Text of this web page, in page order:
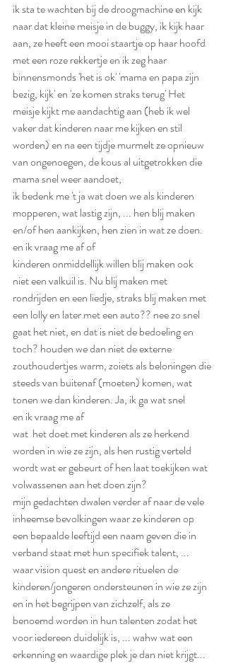
ik sta te wachten bij de droogmachine en kijk
naar dat kleine meisje in de buggy, ik kijk haar
aan, ze heeft een mooi staartje op haar hoofd
met een roze rekkertje en ik zeg haar
binnensmonds 'het is ok' 'mama en papa zijn
bezig, kijk' en 'ze komen straks terug' Het
meisje kijkt me aandachtig aan (heb ik wel
vaker dat kinderen naar me kijken en stil
worden) en na een tijdje murmelt ze opnieuw
van ongenoegen, de kous al uitgetrokken die
mama snel weer aandoet,
ik bedenk me 't ja wat doen we als kinderen
mopperen, wat lastig zijn, ... hen blij maken
en/of hen aankijken, hen zien in wat ze doen.
en ik vraag me af of
kinderen onmiddellijk willen blij maken ook
niet een valkuil is. Nu blij maken met
rondrijden en een liedje, straks blij maken met
een lolly en later met een auto?? nee zo snel
gaat het niet, en dat is niet de bedoeling en
toch? houden we dan niet de externe
zouthoudertjes warm, zoiets als beloningen die
steeds van buitenaf (moeten) komen, wat
tonen we dan kinderen. Ja, ik ga wat snel
en ik vraag me af
wat  het doet met kinderen als ze herkend
worden in wie ze zijn, als hen rustig verteld
wordt wat er gebeurt of hen laat toekijken wat
volwassenen aan het doen zijn?
mijn gedachten dwalen verder af naar de vele
inheemse bevolkingen waar ze kinderen op
een bepaalde leeftijd een naam geven die in
verband staat met hun specifiek talent, ...
waar vision quest en andere rituelen de
kinderen/jongeren ondersteunen in wie ze zijn
en in het begrijpen van zichzelf, als ze
benoemd worden in hun talenten zodat het
voor iedereen duidelijk is, ... wahw wat een
erkenning en waardige plek je dan niet krijgt...